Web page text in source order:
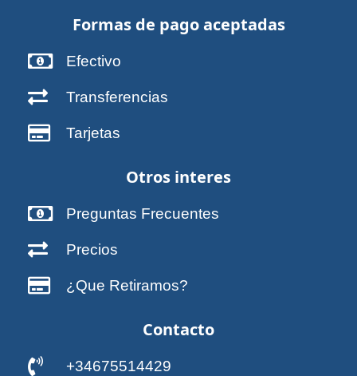
Formas de pago aceptadas
Efectivo
Transferencias
Tarjetas
Otros interes
Preguntas Frecuentes
Precios
¿Que Retiramos?
Contacto
+34675514429